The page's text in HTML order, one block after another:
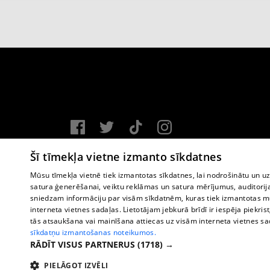
Vortal assistance service: e-mail -
Copyright © 2004-2026 SIA HELIO MEDIA.
All rights reserved.
Šī tīmekļa vietne izmanto sīkdatnes
Mūsu tīmekļa vietnē tiek izmantotas sīkdatnes, lai nodrošinātu un
satura ģenerēšanai, veiktu reklāmas un satura mērījumus,
sniedzam informāciju par visām sīkdatnēm, kuras tiek izmantotas
interneta vietnes sadaļas. Lietotājam jebkurā brīdī ir iespēja
tās atsaukšana vai mainīšana attiecas uz visām interneta vietnes
sīkdatņu izmantošanas noteikumos.
RĀDĪT VISUS PARTNERUS (1718) →
PIELĀGOT IZVĒLI